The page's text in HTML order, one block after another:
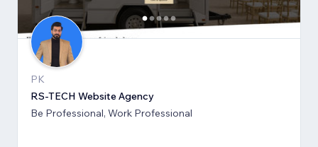
PK
RS-TECH Website Agency
Be Professional, Work Professional